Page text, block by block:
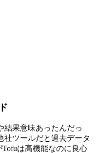
結果意味あったんだっ
社ツールだと過去データ
は高機能なのに良心